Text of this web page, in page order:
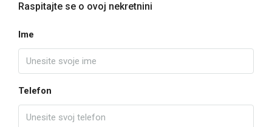
Raspitajte se o ovoj nekretnini
Ime
Telefon